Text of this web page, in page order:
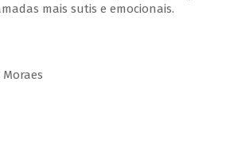
mais sutis e emocionais.